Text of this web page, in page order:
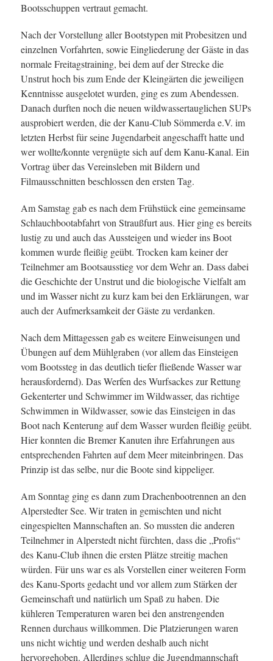
Bootsschuppen vertraut gemacht.
Nach der Vorstellung aller Bootstypen mit Probesitzen und
einzelnen Vorfahrten, sowie Eingliederung der Gäste in das
normale Freitagstraining, bei dem auf der Strecke die
Unstrut hoch bis zum Ende der Kleingärten die jeweiligen
Kenntnisse ausgelotet wurden, ging es zum Abendessen.
Danach durften noch die neuen wildwassertauglichen SUPs
ausprobiert werden, die der Kanu-Club Sömmerda e.V. im
letzten Herbst für seine Jugendarbeit angeschafft hatte und
wer wollte/konnte vergnügte sich auf dem Kanu-Kanal. Ein
Vortrag über das Vereinsleben mit Bildern und
Filmausschnitten beschlossen den ersten Tag.
Am Samstag gab es nach dem Frühstück eine gemeinsame
Schlauchbootabfahrt von Straußfurt aus. Hier ging es bereits
lustig zu und auch das Aussteigen und wieder ins Boot
kommen wurde fleißig geübt. Trocken kam keiner der
Teilnehmer am Bootsausstieg vor dem Wehr an. Dass dabei
die Geschichte der Unstrut und die biologische Vielfalt am
und im Wasser nicht zu kurz kam bei den Erklärungen, war
auch der Aufmerksamkeit der Gäste zu verdanken.
Nach dem Mittagessen gab es weitere Einweisungen und
Übungen auf dem Mühlgraben (vor allem das Einsteigen
vom Bootssteg in das deutlich tiefer fließende Wasser war
herausfordernd). Das Werfen des Wurfsackes zur Rettung
Gekenterter und Schwimmer im Wildwasser, das richtige
Schwimmen in Wildwasser, sowie das Einsteigen in das
Boot nach Kenterung auf dem Wasser wurden fleißig geübt.
Hier konnten die Bremer Kanuten ihre Erfahrungen aus
entsprechenden Fahrten auf dem Meer miteinbringen. Das
Prinzip ist das selbe, nur die Boote sind kippeliger.
Am Sonntag ging es dann zum Drachenbootrennen an den
Alperstedter See. Wir traten in gemischten und nicht
eingespielten Mannschaften an. So mussten die anderen
Teilnehmer in Alperstedt nicht fürchten, dass die „Profis“
des Kanu-Club ihnen die ersten Plätze streitig machen
würden. Für uns war es als Vorstellen einer weiteren Form
des Kanu-Sports gedacht und vor allem zum Stärken der
Gemeinschaft und natürlich um Spaß zu haben. Die
kühleren Temperaturen waren bei den anstrengenden
Rennen durchaus willkommen. Die Platzierungen waren
uns nicht wichtig und werden deshalb auch nicht
hervorgehoben. Allerdings schlug die Jugendmannschaft